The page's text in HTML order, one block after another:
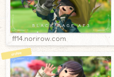
ff14.norirow.com